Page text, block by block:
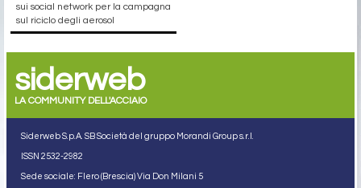
sui social network per la campagna
sul riciclo degli aerosol
siderweb
LA COMMUNITY DELL'ACCIAIO
Siderweb S.p.A. SB Società del gruppo Morandi Group s.r.l.
ISSN 2532-2982
Sede sociale: Flero (Brescia) Via Don Milani 5